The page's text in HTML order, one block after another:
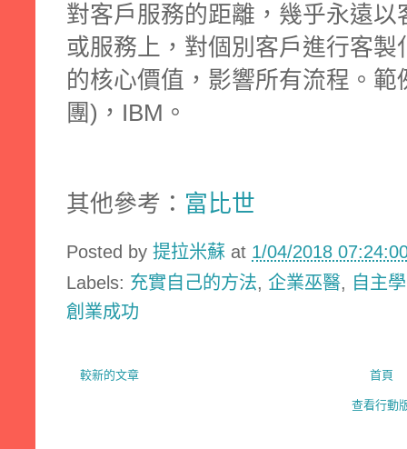
對客戶服務的距離，幾乎永遠
或服務上，對個別客戶進行客
的核心價值，影響所有流程。範
團)，IBM。
其他參考： 富比世
Posted by 提拉米蘇 at 1/04/2018
Labels: 充實自己的方法, 企業巫醫, 自主
創業成功
較新的文章 首頁
查看行動